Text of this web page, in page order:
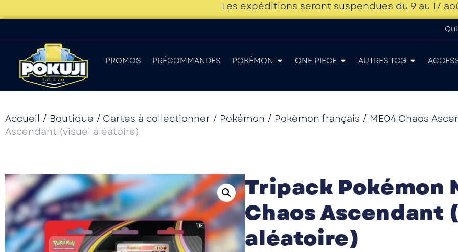
Les expéditions seront suspendues du 9 au 17
PROMOS PRÉCOMMANDES POKÉMON ONE PIECE AUTRES TCG
Accueil / Boutique / Cartes à collectionner / Pokémon / Pokémon français / ME04 Chaos
Ascendant (visuel aléatoire)
Tripack Pokémon
Chaos Ascendant
aléatoire)